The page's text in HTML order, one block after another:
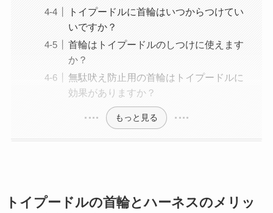
トイプードルに首輪はいつからつけてい
いですか？
首輪はトイプードルのしつけに使えます
か？
無駄吠え防止用の首輪はトイプードルに
効果がありますか？
もっと見る
トイプードルの首輪とハーネスのメリッ